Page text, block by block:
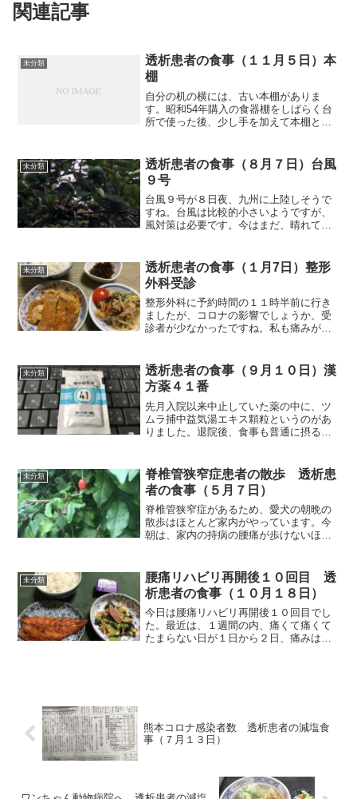
関連記事
未分類
透析患者の食事（１１月５日）本
棚
自分の机の横には、古い本棚がありま
す。昭和54年購入の食器棚をしばらく台
所で使った後、少し手を加えて本棚とし
いましたから、新しいのを買いました。
組み立てには、１時間程度...
未分類
透析患者の食事（８月７日）台風
９号
台風９号が８日夜、九州に上陸しそうで
すね。台風は比較的小さいようですが、
風対策は必要です。今はまだ、晴れてい
片付けておきました。今度の風で柿の実
や落下や、ミニトマトの倒...
未分類
透析患者の食事（１月7日）整形
外科受診
整形外科に予約時間の１１時半前に行き
ましたが、コロナの影響でしょうか、受
診者が少なかったですね。私も痛みがな
日にMRIの検査を受けることにしまし
た。それと、数年前、座骨...
未分類
透析患者の食事（９月１０日）漢
方薬４１番
先月入院以来中止していた薬の中に、ツ
ムラ捕中益気湯エキス顆粒というのがあ
りました。退院後、食事も普通に摂るよ
した。ところが最近、疲労感や倦怠感が
影をひそめて来ましたから...
未分類
脊椎管狭窄症患者の散歩 透析患
者の食事（５月７日）
脊椎管狭窄症があるため、愛犬の朝晩の
散歩はほとんど家内がやっています。今
朝は、家内の持病の腰痛が歩けないほど
散歩コースだと3回か4回、ベンチに座っ
て休憩しますんが、今朝...
未分類
腰痛リハビリ再開後１０回目 透
析患者の食事（１０月１８日）
今日は腰痛リハビリ再開後１０回目でし
た。最近は、１週間の内、痛くて痛くて
たまらない日が１日から２日、痛みはあ
熊本コロナ感染者数 透析患者の減塩食
事（７月１３日）